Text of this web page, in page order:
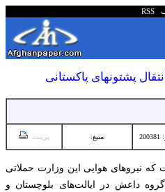
RSS
پشتونهای پاکستانی
منبع: پرینت
که نیروهای هوایی این وزارت حملاتی
داعش در ایالت‌های بلوچستان و